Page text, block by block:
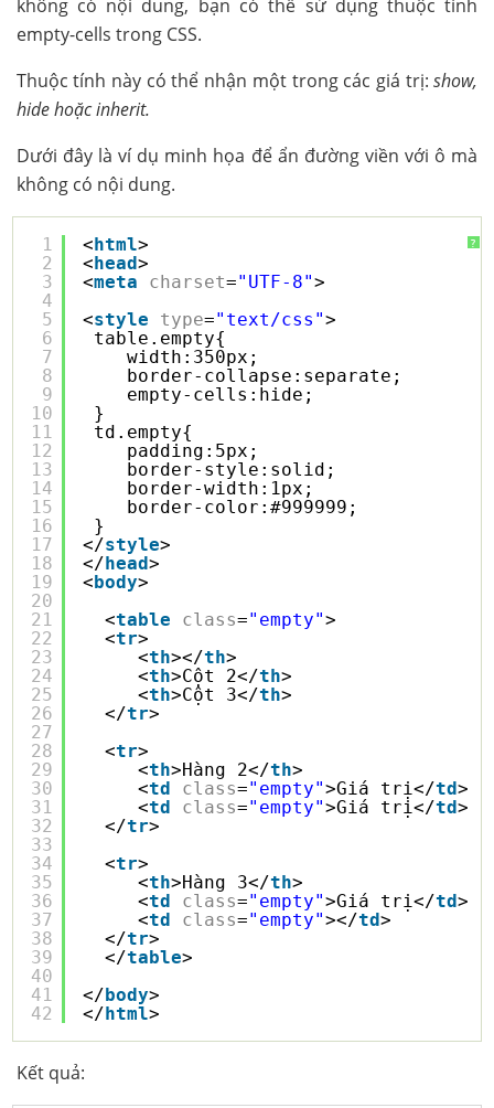
không có nội dung, bạn có thể sử dụng thuộc tính
empty-cells trong CSS.
Thuộc tính này có thể nhận một trong các giá trị:show,
hide hoặc inherit.
Dưới đây là ví dụ minh họa để ẩn đường viền với ô mà
không có nội dung.
?
1
2
3
4
5
6
7
8
9
10
11
12
13
14
15
16
17
18
19
20
21
22
23
24
25
26
27
28
29
30
31
32
33
34
35
36
37
38
39
40
41
42
<html>
<head>
<meta charset="UTF-8">
<style type="text/css">
table.empty{
width:350px;
border-collapse:separate;
empty-cells:hide;
}
td.empty{
padding:5px;
border-style:solid;
border-width:1px;
border-color:#999999;
}
</style>
</head>
<body>
<table class="empty">
<tr>
<th></th>
<th>Cột 2</th>
<th>Cột 3</th>
</tr>
<tr>
<th>Hàng 2</th>
<td class="empty">Giá trị</td>
<td class="empty">Giá trị</td>
</tr>
<tr>
<th>Hàng 3</th>
<td class="empty">Giá trị</td>
<td class="empty"></td>
</tr>
</table>
</body>
</html>
Kết quả: